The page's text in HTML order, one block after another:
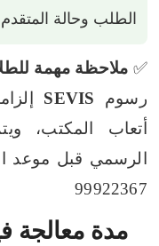
الطلب وحالة
✅ ملاحظة مهمة
رسوم SEVIS
أتعاب المكتب،
الرسمي قبل موعد
99922367
مدة معالجة